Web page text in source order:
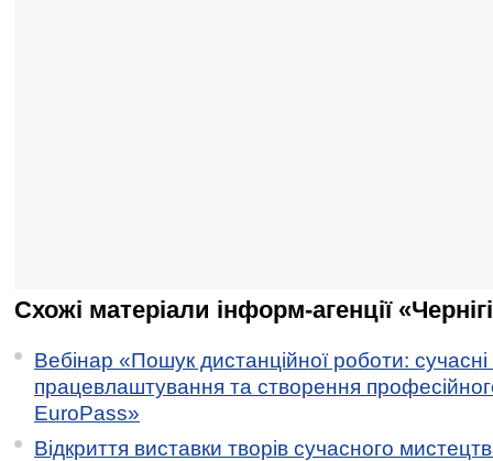
Схожі матеріали інформ-агенції
Вебінар «Пошук дистанційної роботи:
працевлаштування та створення
EuroPass»
Відкриття виставки творів сучасного